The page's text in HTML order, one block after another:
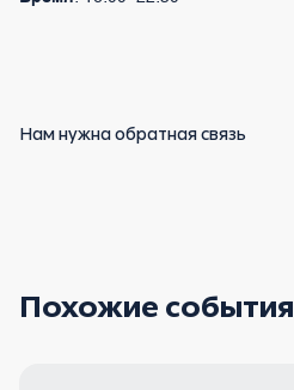
Нам нужна обратная связь
Похожие события